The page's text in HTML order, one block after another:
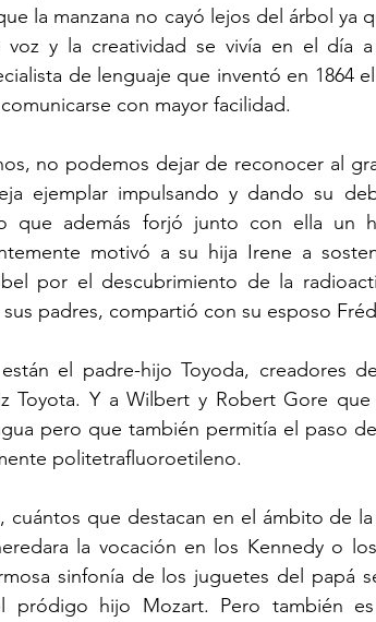
la manzana no cayó lejos del árbol ya
y la creatividad se vivía en el día
de lenguaje que inventó en 1864
con mayor facilidad.
no podemos dejar de reconocer al
ejemplar impulsando y dando su
que además forjó junto con ella un
motivó a su hija Irene a
por el descubrimiento de la
padres, compartió con su esposo
el padre-hijo Toyoda, creadores
Toyota. Y a Wilbert y Robert Gore
pero que también permitía el paso
politetrafluoroetileno.
cuántos que destacan en el ámbito de
la vocación en los Kennedy o
sinfonía de los juguetes del papá
pródigo hijo Mozart. Pero también